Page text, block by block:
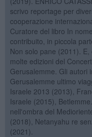
scrivo reportage per
cooperazione
Curatore del libro In
contribuito, in piccola
Non solo pane (2011).
molte edizioni del
Gerusalemme. Gli autori
Gerusalemme ultimo
Israele 2013 (2013),
Israele (2015),
nell'ombra del
(2018), Netanyahu re
(2021).